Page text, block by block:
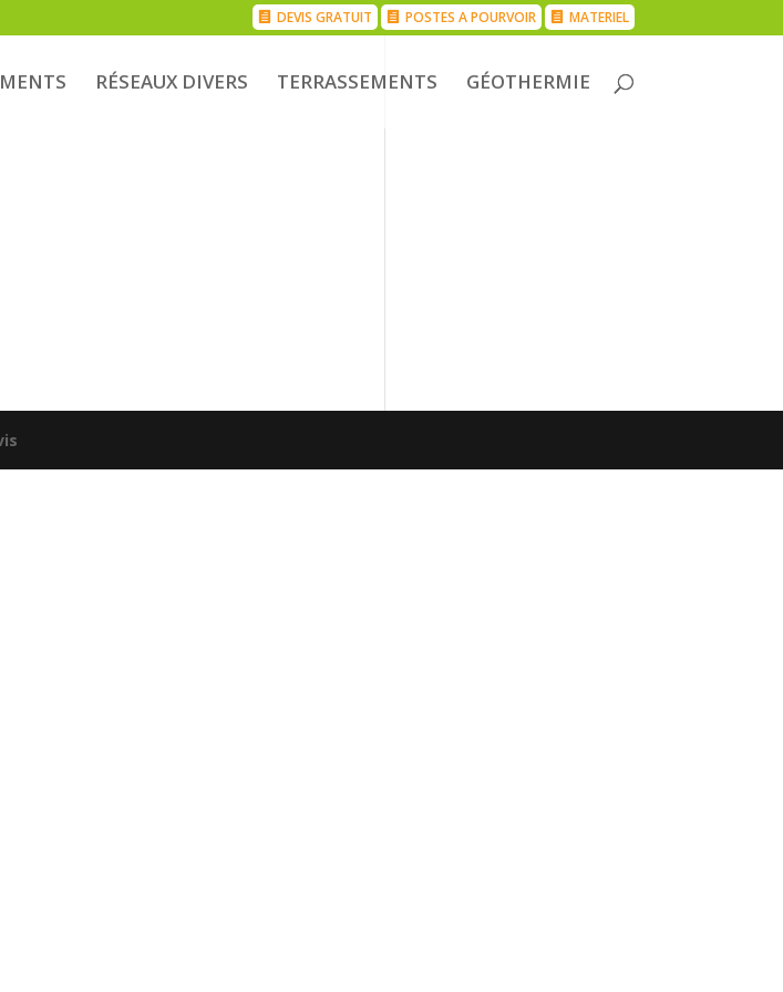
DEVIS GRATUIT POSTES A POURVOIR MATERIEL
RÉSEAUX DIVERS TERRASSEMENTS GÉOTHERMIE